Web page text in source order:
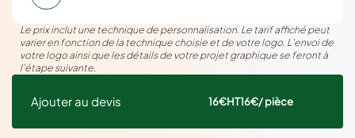
Le prix inclut une technique de personnalisation. Le tarif affiché peut
varier en fonction de la technique choisie et de votre logo. L’envoi de
votre logo ainsi que les détails de votre projet graphique se feront à
l’étape suivante.
Ajouter au devis 16€HT16€/ pièce